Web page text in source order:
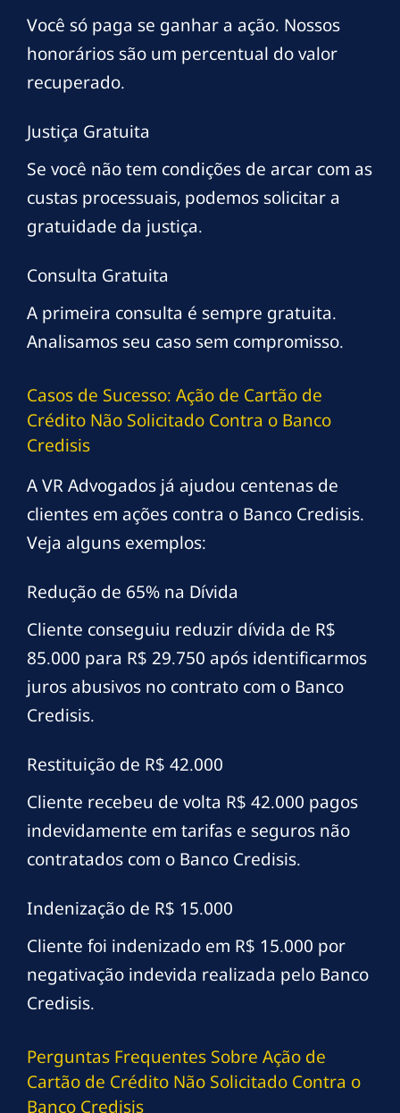
Você só paga se ganhar a ação. Nossos
honorários são um percentual do valor
recuperado.
Justiça Gratuita
Se você não tem condições de arcar com as
custas processuais, podemos solicitar a
gratuidade da justiça.
Consulta Gratuita
A primeira consulta é sempre gratuita.
Analisamos seu caso sem compromisso.
Casos de Sucesso: Ação de Cartão de
Crédito Não Solicitado Contra o Banco
Credisis
A VR Advogados já ajudou centenas de
clientes em ações contra o Banco Credisis.
Veja alguns exemplos:
Redução de 65% na Dívida
Cliente conseguiu reduzir dívida de R$
85.000 para R$ 29.750 após identificarmos
juros abusivos no contrato com o Banco
Credisis.
Restituição de R$ 42.000
Cliente recebeu de volta R$ 42.000 pagos
indevidamente em tarifas e seguros não
contratados com o Banco Credisis.
Indenização de R$ 15.000
Cliente foi indenizado em R$ 15.000 por
negativação indevida realizada pelo Banco
Credisis.
Perguntas Frequentes Sobre Ação de
Cartão de Crédito Não Solicitado Contra o
Banco Credisis